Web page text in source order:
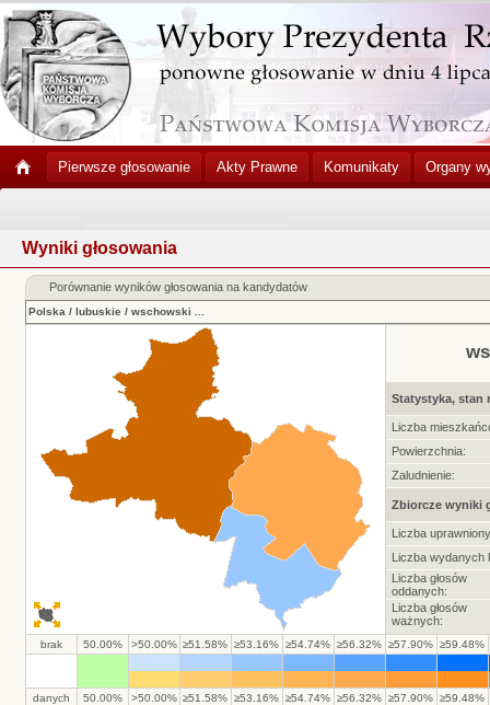
Pierwsze głosowanie Akty Prawne Komunikaty Organy
Wyniki głosowania
Porównanie wyników głosowania na kandydatów
Polska / lubuskie / wschowski
Statystyka, stan
Liczba
Powierzchnia:
Zaludnienie:
Zbiorcze wyniki
Liczba
Liczba wydanych
Liczba głosów
oddanych:
Liczba głosów
ważnych:
brak 50.00% >50.00% ≥51.58% ≥53.16% ≥54.74% ≥56.32% ≥57.90% ≥59.48%
danych 50.00% >50.00% ≥51.58% ≥53.16% ≥54.74% ≥56.32% ≥57.90% ≥59.48%